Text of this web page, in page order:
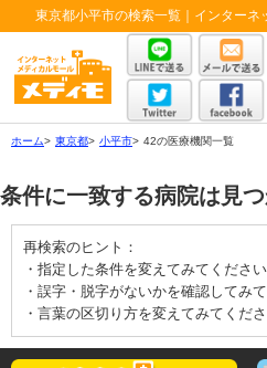
東京都小平市の検索一覧｜インター
ホーム> 東京都> 小平市> 42の医療機関一覧
条件に一致する病院は見つ
再検索のヒント：
・指定した条件を変えてみてください
・誤字・脱字がないかを確認してみて
・言葉の区切り方を変えてみてくださ